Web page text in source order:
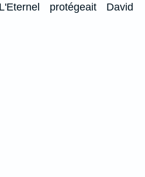
protégeait David